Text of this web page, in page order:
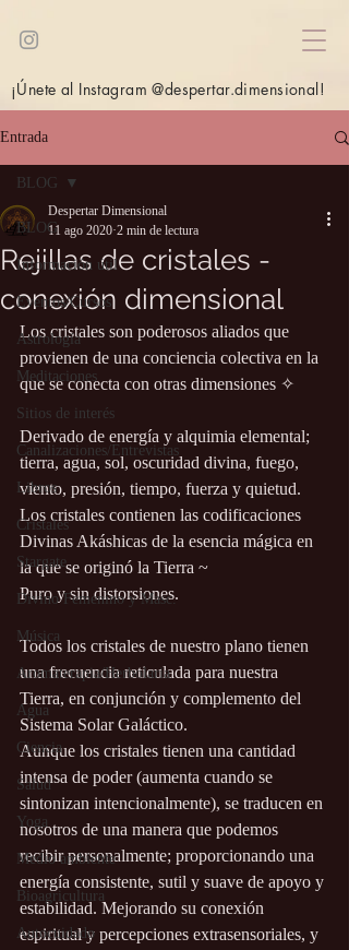
¡Únete al Instagram @despertar.dimensional!
Entrada
BLOG
Información útil
Eventos/Cursos
Astrología
Meditaciones
Sitios de interés
Canalizaciones/Entrevistas
Libros
Cristales
Stargate
Divino Femenino y Masc.
Música
Aromaterapia/Herbolaria
Agua
Ciencia
Salud
Yoga
Medio ambiente
Bioagricultura
Autocuidado
BLOG
Rejillas de cristales -
conexión dimensional
Despertar Dimensional
11 ago 2020 2 min de lectura
Los cristales son poderosos aliados que
provienen de una conciencia colectiva en la
que se conecta con otras dimensiones ✧
Derivado de energía y alquimia elemental;
tierra, agua, sol, oscuridad divina, fuego,
viento, presión, tiempo, fuerza y ​​quietud.
Los cristales contienen las codificaciones
Divinas Akáshicas de la esencia mágica en
la que se originó la Tierra ~
Puro y sin distorsiones.
Todos los cristales de nuestro plano tienen
una frecuencia reticulada para nuestra
Tierra, en conjunción y complemento del
Sistema Solar Galáctico.
Aunque los cristales tienen una cantidad
intensa de poder (aumenta cuando se
sintonizan intencionalmente), se traducen en
nosotros de una manera que podemos
recibir personalmente; proporcionando una
energía consistente, sutil y suave de apoyo y
estabilidad. Mejorando su conexión
espiritual y percepciones extrasensoriales, y